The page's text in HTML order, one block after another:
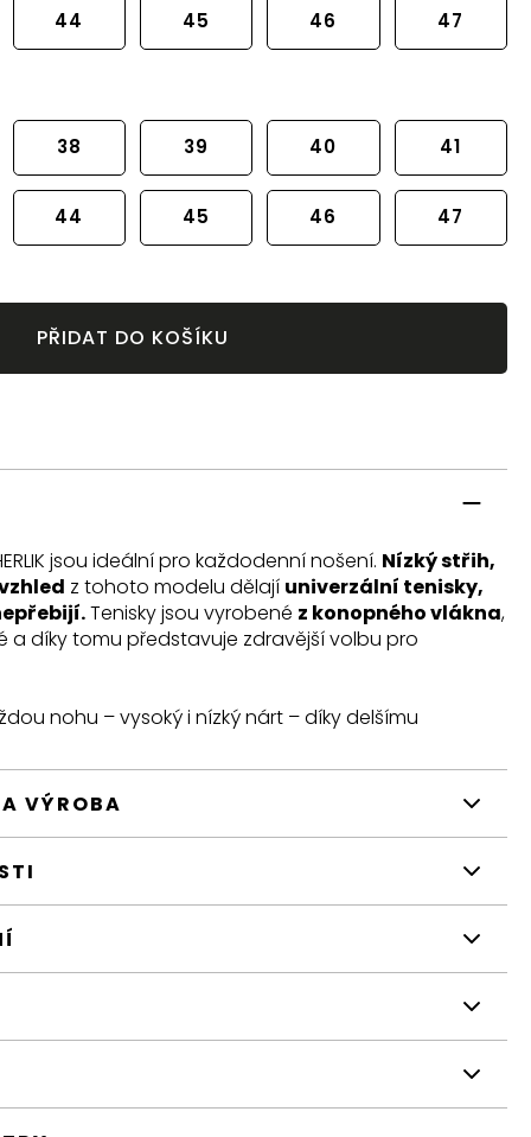
44 45 46 47
38 39 40 41
44 45 46 47
PŘIDAT DO KOŠÍKU
jsou ideální pro každodenní nošení. Nízký střih,
z tohoto modelu dělají univerzální tenisky,
Tenisky jsou vyrobené z konopného vlákna,
a díky tomu představuje zdravější volbu pro
nohu – vysoký i nízký nárt – díky delšímu
VÝROBA